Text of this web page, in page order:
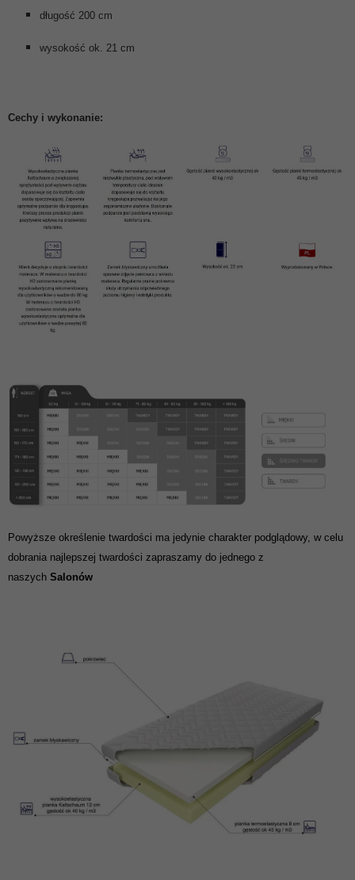
długość 200 cm
wysokość ok. 21 cm
Cechy i wykonanie:
Powyższe określenie twardości ma jedynie charakter podglądowy, w celu
dobrania najlepszej twardości zapraszamy do jednego z
naszych Salonów